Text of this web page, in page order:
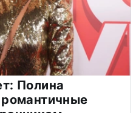
Полина
романтичные